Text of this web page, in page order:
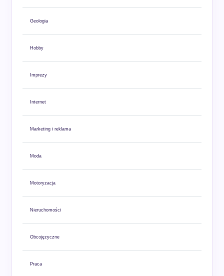
Geologia
Hobby
Imprezy
Internet
Marketing i reklama
Moda
Motoryzacja
Nieruchomości
Obcojęzyczne
Praca